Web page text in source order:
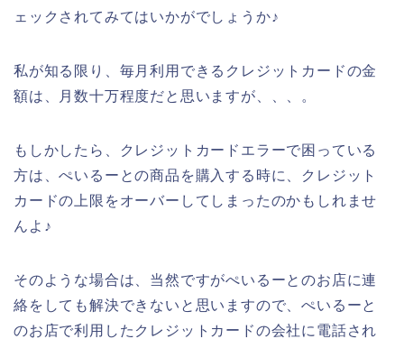
ェックされてみてはいかがでしょうか♪
私が知る限り、毎月利用できるクレジットカードの金
額は、月数十万程度だと思いますが、、、。
もしかしたら、クレジットカードエラーで困っている
方は、ぺいるーとの商品を購入する時に、クレジット
カードの上限をオーバーしてしまったのかもしれませ
んよ♪
そのような場合は、当然ですがぺいるーとのお店に連
絡をしても解決できないと思いますので、ぺいるーと
のお店で利用したクレジットカードの会社に電話され